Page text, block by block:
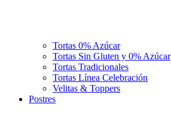
Tortas 0% Azúcar
Tortas Sin Gluten y 0% Azúcar
Tortas Tradicionales
Tortas Línea Celebración
Velitas & Toppers
Postres